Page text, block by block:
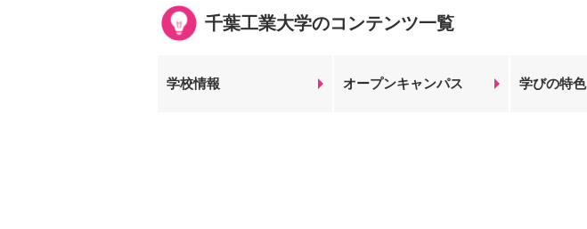
千葉工業大学のコンテンツ一覧
学校情報 オープンキャンパス 学びの特色